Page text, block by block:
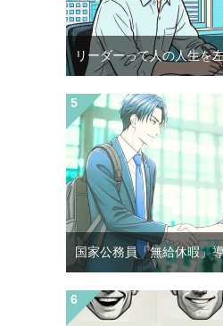
リーダーって人の人生を
国家公務員「無給休暇」